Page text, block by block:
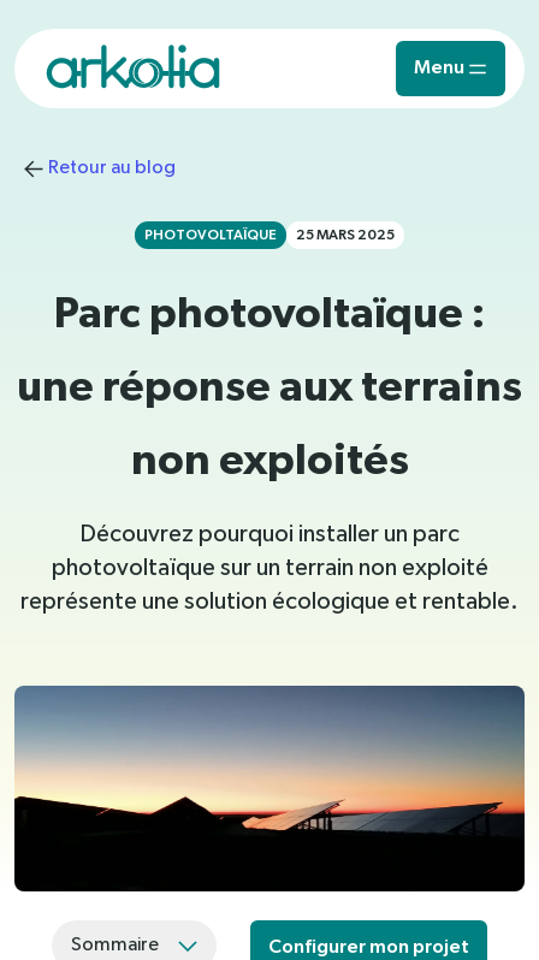
Menu
Retour au blog
PHOTOVOLTAÏQUE 25 MARS 2025
Parc photovoltaïque :
une réponse aux terrains
non exploités
Découvrez pourquoi installer un parc
photovoltaïque sur un terrain non exploité
représente une solution écologique et rentable.
Sommaire Configurer mon projet